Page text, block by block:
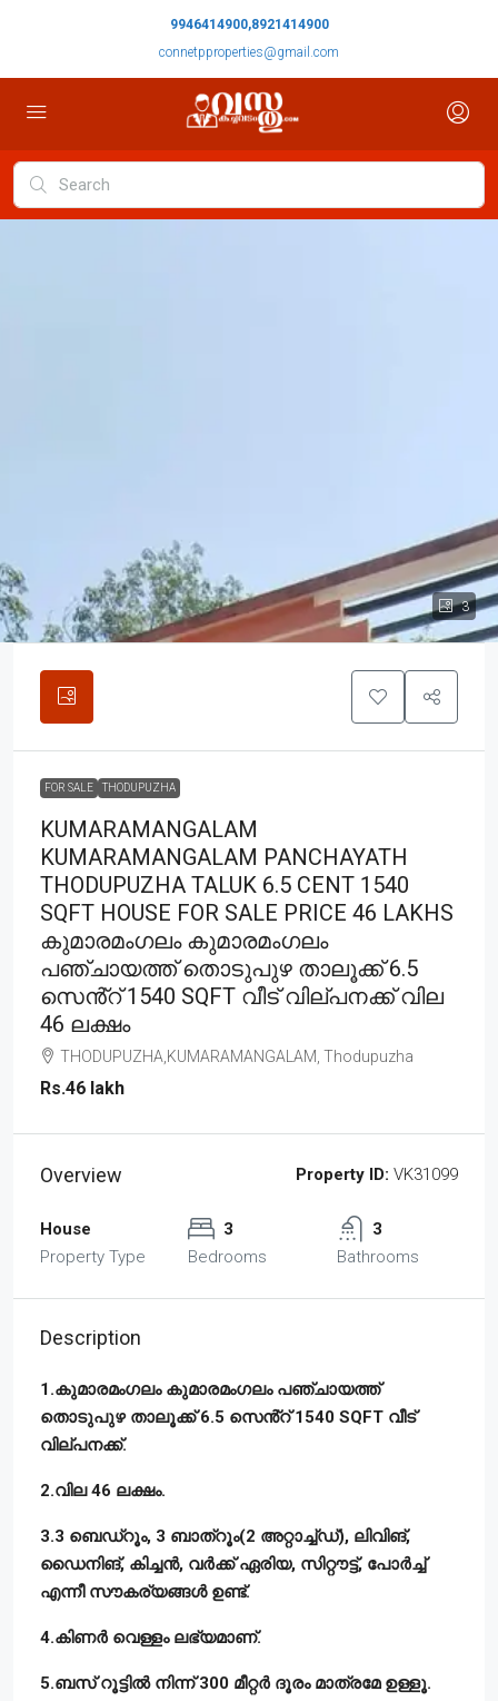
9946414900,8921414900
connetpproperties@gmail.com
3
FOR SALE THODUPUZHA
KUMARAMANGALAM
KUMARAMANGALAM PANCHAYATH
THODUPUZHA TALUK 6.5 CENT 1540
SQFT HOUSE FOR SALE PRICE 46 LAKHS
കുമാരമംഗലം കുമാരമംഗലം
പഞ്ചായത്ത് തൊടുപുഴ താലൂക്ക് 6.5
സെൻ്റ് 1540 SQFT വീട് വില്പനക്ക് വില
46 ലക്ഷം
THODUPUZHA,KUMARAMANGALAM, Thodupuzha
Rs.46 lakh
Overview Property ID: VK31099
House
Property Type
3
Bedrooms
3
Bathrooms
Description
1.കുമാരമംഗലം കുമാരമംഗലം പഞ്ചായത്ത്
തൊടുപുഴ താലൂക്ക് 6.5 സെൻ്റ് 1540 SQFT വീട്
വില്പനക്ക്.
2.വില 46 ലക്ഷം.
3.3 ബെഡ്റൂം, 3 ബാത്റൂം(2 അറ്റാച്ച്ഡ്), ലിവിങ്,
ഡൈനിങ്, കിച്ചൻ, വർക്ക് ഏരിയ, സിറ്റൗട്ട്, പോർച്ച്
എന്നീ സൗകര്യങ്ങൾ ഉണ്ട്.
4.കിണർ വെള്ളം ലഭ്യമാണ്.
5.ബസ് റൂട്ടിൽ നിന്ന് 300 മീറ്റർ ദൂരം മാത്രമേ ഉള്ളൂ.